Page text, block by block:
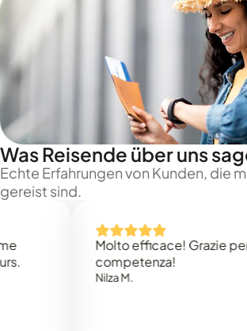
Was Reisende über uns
Echte Erfahrungen von Kunden, die
gereist sind.
Molto efficace! Grazie per la
competenza!
Nilza M.